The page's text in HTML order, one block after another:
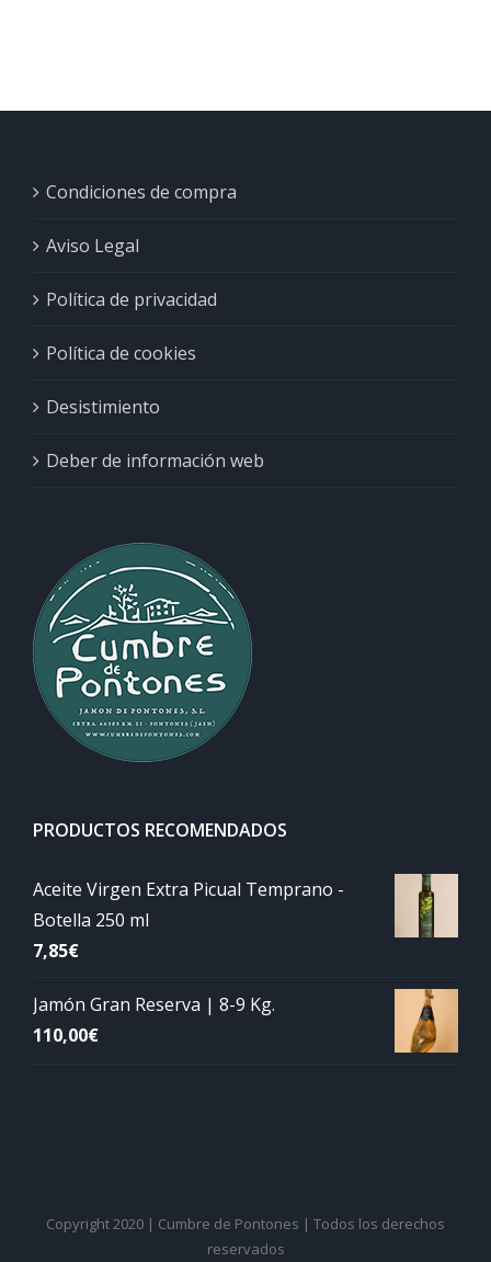
Condiciones de compra
Aviso Legal
Política de privacidad
Política de cookies
Desistimiento
Deber de información web
PRODUCTOS RECOMENDADOS
Aceite Virgen Extra Picual Temprano -
Botella 250 ml
7,85€
Jamón Gran Reserva | 8-9 Kg.
110,00€
Copyright 2020 | Cumbre de Pontones | Todos los derechos
reservados